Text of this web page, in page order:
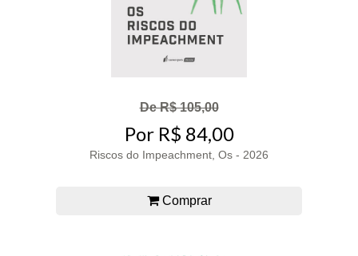
De R$ 105,00
Por R$ 84,00
Riscos do Impeachment, Os - 2026
Comprar